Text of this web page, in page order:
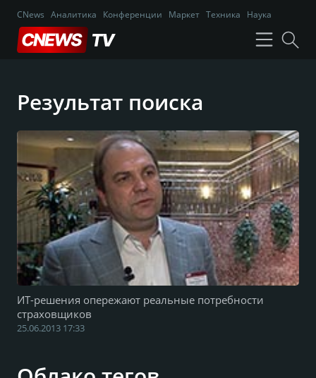
CNews Аналитика Конференции Маркет Техника Наука
Результат поиска
ИТ-решения опережают реальные потребности
страховщиков
25.06.2013 17:33